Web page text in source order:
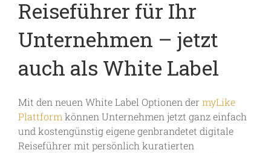
Reiseführer für Ihr
Unternehmen – jetzt
auch als White Label
Mit den neuen White Label Optionen der myLike
Plattformkönnen Unternehmen jetzt ganz einfach
und kostengünstig eigene genbrandetet digitale
Reiseführer mit persönlich kuratierten